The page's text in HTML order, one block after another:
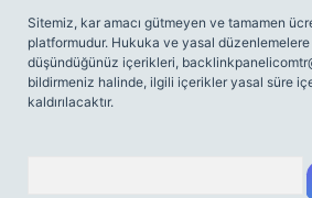
Sitemiz, kar amacı gütmeyen ve tamamen
platformudur. Hukuka ve yasal düzenlemelere
düşündüğünüz içerikleri,
bildirmeniz halinde, ilgili içerikler yasal süre
kaldırılacaktır.